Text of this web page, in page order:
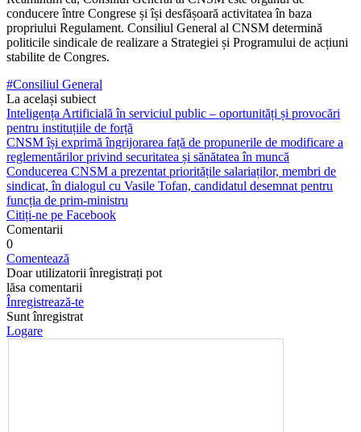
conducere între Congrese și își desfășoară activitatea în baza
propriului Regulament. Consiliul General al CNSM determină
politicile sindicale de realizare a Strategiei și Programului de acțiuni
stabilite de Congres.
#Consiliul General
La același subiect
Inteligența Artificială în serviciul public – oportunități și provocări
pentru instituțiile de forță
CNSM își exprimă îngrijorarea față de propunerile de modificare a
reglementărilor privind securitatea și sănătatea în muncă
Conducerea CNSM a prezentat prioritățile salariaților, membri de
sindicat, în dialogul cu Vasile Tofan, candidatul desemnat pentru
funcția de prim-ministru
Citiți-ne pe Facebook
Comentarii
0
Comentează
Doar utilizatorii înregistrați pot
lăsa comentarii
Înregistrează-te
Sunt înregistrat
Logare